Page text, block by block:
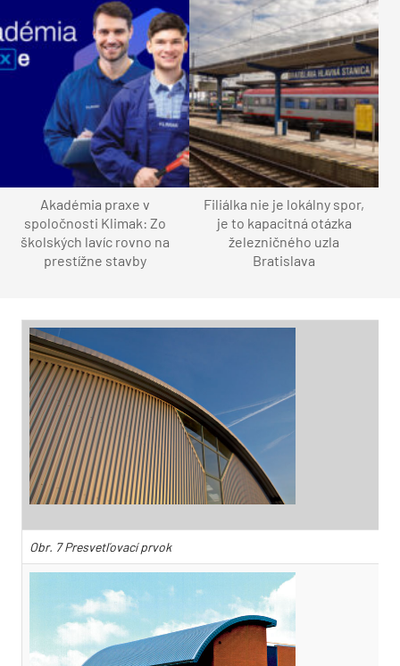
Akadémia praxe v
spoločnosti Klimak: Zo
školských lavíc rovno na
prestížne stavby
Filiálka nie je lokálny spor,
je to kapacitná otázka
železničného uzla
Bratislava
Obr. 7 Presvetľovací prvok